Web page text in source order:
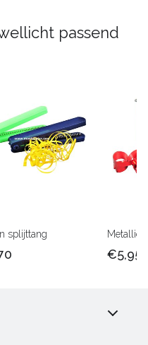
passend
splijttang Metallic
€5,95